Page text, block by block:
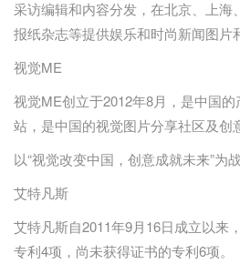
采访编辑和内容分发，在北京、上海
报纸杂志等提供娱乐和时尚新闻图片
视觉ME
视觉ME创立于2012年8月，是中国
站，是中国的视觉图片分享社区及创
以“视觉改变中国，创意成就未来”为战
艾特凡斯
艾特凡斯自2011年9月16日成立以来
专利4项，尚未获得证书的专利6项。